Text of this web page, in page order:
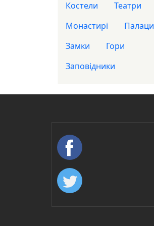
Костели
Театри
Монастирі
Палаци
Замки
Гори
Заповідники